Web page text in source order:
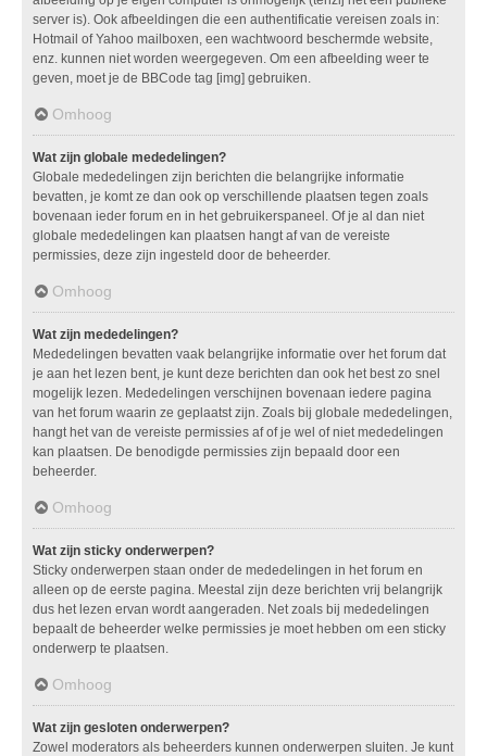
server is). Ook afbeeldingen die een authentificatie vereisen zoals in:
Hotmail of Yahoo mailboxen, een wachtwoord beschermde website,
enz. kunnen niet worden weergegeven. Om een afbeelding weer te
geven, moet je de BBCode tag [img] gebruiken.
Omhoog
Wat zijn globale mededelingen?
Globale mededelingen zijn berichten die belangrijke informatie
bevatten, je komt ze dan ook op verschillende plaatsen tegen zoals
bovenaan ieder forum en in het gebruikerspaneel. Of je al dan niet
globale mededelingen kan plaatsen hangt af van de vereiste
permissies, deze zijn ingesteld door de beheerder.
Omhoog
Wat zijn mededelingen?
Mededelingen bevatten vaak belangrijke informatie over het forum dat
je aan het lezen bent, je kunt deze berichten dan ook het best zo snel
mogelijk lezen. Mededelingen verschijnen bovenaan iedere pagina
van het forum waarin ze geplaatst zijn. Zoals bij globale mededelingen,
hangt het van de vereiste permissies af of je wel of niet mededelingen
kan plaatsen. De benodigde permissies zijn bepaald door een
beheerder.
Omhoog
Wat zijn sticky onderwerpen?
Sticky onderwerpen staan onder de mededelingen in het forum en
alleen op de eerste pagina. Meestal zijn deze berichten vrij belangrijk
dus het lezen ervan wordt aangeraden. Net zoals bij mededelingen
bepaalt de beheerder welke permissies je moet hebben om een sticky
onderwerp te plaatsen.
Omhoog
Wat zijn gesloten onderwerpen?
Zowel moderators als beheerders kunnen onderwerpen sluiten. Je kunt